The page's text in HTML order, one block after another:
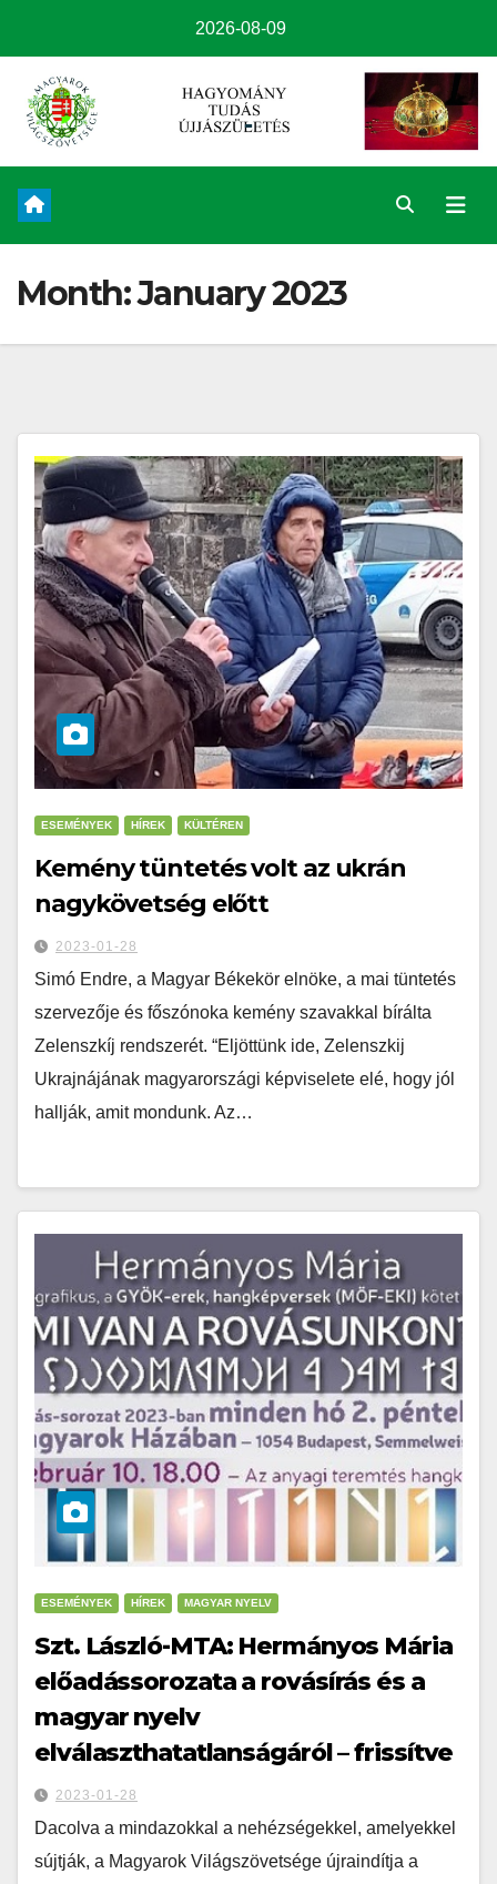
2026-08-09
Month:January 2023
ESEMÉNYEK HÍREK KÜLTÉREN
Kemény tüntetés volt az ukrán
nagykövetség előtt
2023-01-28
Simó Endre, a Magyar Békekör elnöke, a mai tüntetés
szervezője és főszónoka kemény szavakkal bírálta
Zelenszkíj rendszerét. “Eljöttünk ide, Zelenszkij
Ukrajnájának magyarországi képviselete elé, hogy jól
hallják, amit mondunk. Az…
ESEMÉNYEK HÍREK MAGYAR NYELV
Szt. László-MTA: Hermányos Mária
előadássorozata a rovásírás és a
magyar nyelv
elválaszthatatlanságáról – frissítve
2023-01-28
Dacolva a mindazokkal a nehézségekkel, amelyekkel
sújtják, a Magyarok Világszövetsége újraindítja a